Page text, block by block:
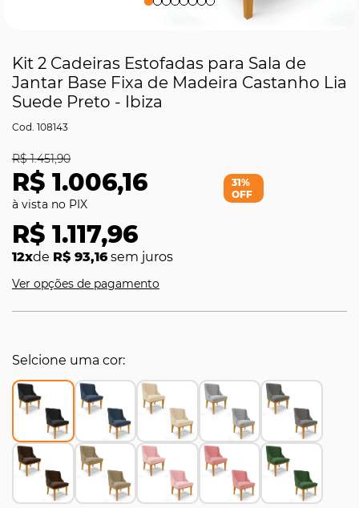
Kit 2 Cadeiras Estofadas para Sala de
Jantar Base Fixa de Madeira Castanho Lia
Suede Preto - Ibiza
108143
R$ 1.006,16
R$ 1.451,90
R$ 1.117,96
12xde R$ 93,16 sem juros
31%
OFF
Ver opções de pagamento
Selcione uma cor